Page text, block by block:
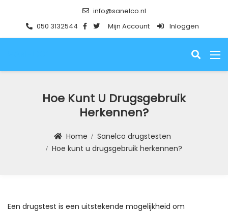
info@sanelco.nl
050 3132544
Mijn Account Inloggen
Hoe Kunt U Drugsgebruik
Herkennen?
Home
Sanelco drugstesten
Hoe kunt u drugsgebruik herkennen?
Een drugstest is een uitstekende mogelijkheid om